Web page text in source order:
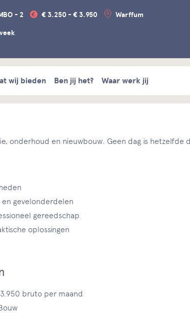
- 2 € 3.250 - € 3.950 Warffum
wij bieden Ben jij het? Waar werk jij
onderhoud en nieuwbouw. Geen dag is
en gevelonderdelen
gereedschap
oplossingen
bruto per maand